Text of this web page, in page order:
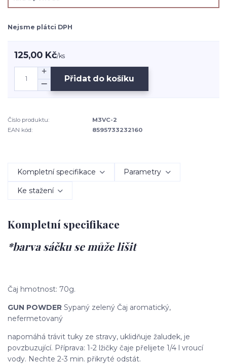
Nejsme plátci DPH
125,00 Kč/ks
Přidat do košíku
Číslo produktu:
M3VC-2
EAN kód:
8595733232160
Kompletní specifikace Parametry
Ke stažení
Kompletní specifikace
*barva sáčku se může lišit
Čaj hmotnost: 70g.
GUN POWDER Sypaný zelený Čaj aromatický,
nefermetovaný
napomáhá trávit tuky ze stravy, uklidňuje žaludek, je
povzbuzující. Příprava: 1-2 lžičky čaje přelijete 1/4 l vroucí
vody. Nechte 2-3 min. přikryté odstát.